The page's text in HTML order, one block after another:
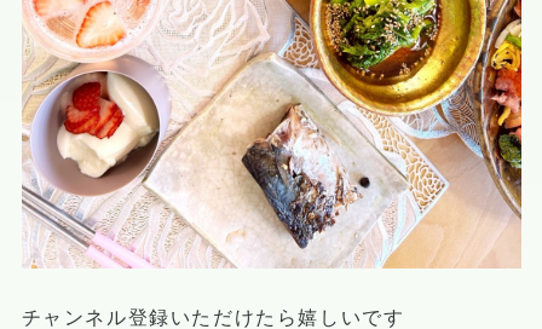
チャンネル登録いただけたら嬉しいです